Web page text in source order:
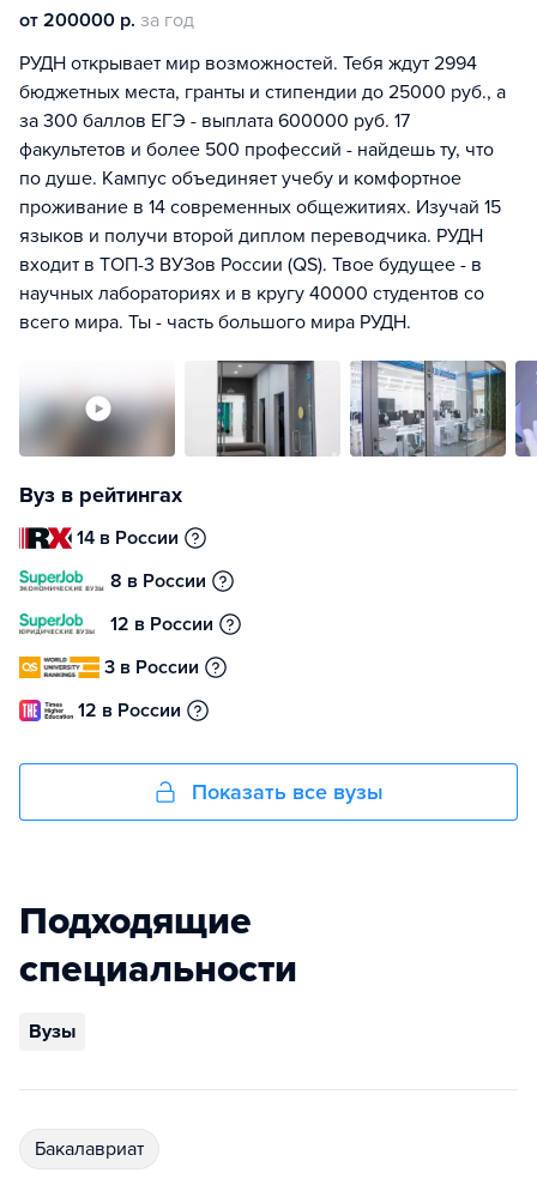
от 200000 р. за год
РУДН открывает мир возможностей. Тебя ждут 2994
бюджетных места, гранты и стипендии до 25000 руб., а
за 300 баллов ЕГЭ - выплата 600000 руб. 17
факультетов и более 500 профессий - найдешь ту, что
по душе. Кампус объединяет учебу и комфортное
проживание в 14 современных общежитиях. Изучай 15
языков и получи второй диплом переводчика. РУДН
входит в ТОП-3 ВУЗов России (QS). Твое будущее - в
научных лабораториях и в кругу 40000 студентов со
всего мира. Ты - часть большого мира РУДН.
Вуз в рейтингах
14 в России
8 в России
12 в России
3 в России
12 в России
Показать все вузы
Подходящие
специальности
Вузы
бакалавриат